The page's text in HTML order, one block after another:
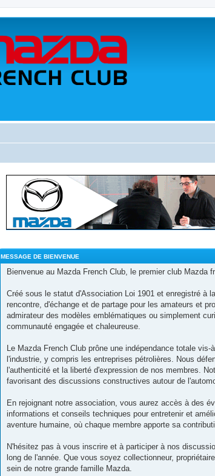
MESSAGE DE BIENVENUE
Bienvenue au Mazda French Club, le premier club Mazda
Créé sous le statut d'Association Loi 1901 et enregistré à
rencontre, d'échange et de partage pour les amateurs et
admirateur des modèles emblématiques ou simplement
communauté engagée et chaleureuse.
Le Mazda French Club prône une indépendance totale
l'industrie, y compris les entreprises pétrolières. Nous
l'authenticité et la liberté d'expression de nos membres.
favorisant des discussions constructives autour de
En rejoignant notre association, vous aurez accès à des
informations et conseils techniques pour entretenir et
aventure humaine, où chaque membre apporte sa
N'hésitez pas à vous inscrire et à participer à nos
long de l'année. Que vous soyez collectionneur,
sein de notre grande famille Mazda.